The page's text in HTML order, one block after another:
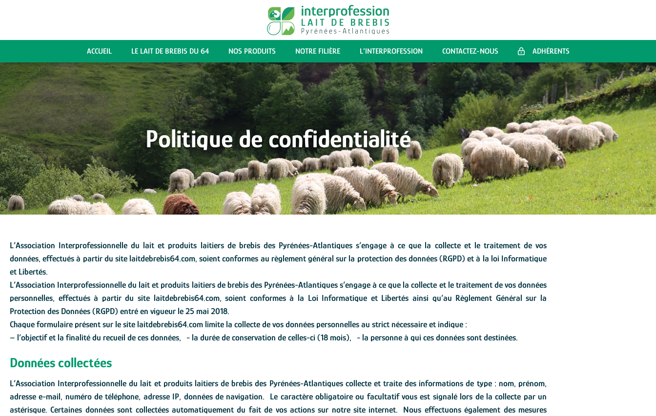
ACCUEIL LE LAIT DE BREBIS DU 64 NOS PRODUITS NOTRE FILIÈRE L’INTERPROFESSION CONTACTEZ-NOUS ADHÉRENTS
Politique de confidentialité
L’Association Interprofessionnelle du lait et produits laitiers de brebis des Pyrénées-Atlantiques s’engage à ce que la collecte et le traitement de vos
données, effectués à partir du site laitdebrebis64.com, soient conformes au règlement général sur la protection des données (RGPD) et à la loi Informatique
et Libertés.
L’Association Interprofessionnelle du lait et produits laitiers de brebis des Pyrénées-Atlantiques s’engage à ce que la collecte et le traitement de vos données
personnelles, effectués à partir du site laitdebrebis64.com, soient conformes à la Loi Informatique et Libertés ainsi qu’au Règlement Général sur la
Protection des Données (RGPD) entré en vigueur le 25 mai 2018.
Chaque formulaire présent sur le site laitdebrebis64.com limite la collecte de vos données personnelles au strict nécessaire et indique :
– l’objectif et la finalité du recueil de ces données, - la durée de conservation de celles-ci (18 mois), - la personne à qui ces données sont destinées.
Données collectées
L’Association Interprofessionnelle du lait et produits laitiers de brebis des Pyrénées-Atlantiques collecte et traite des informations de type : nom, prénom,
adresse e-mail, numéro de téléphone, adresse IP, données de navigation. Le caractère obligatoire ou facultatif vous est signalé lors de la collecte par un
astérisque. Certaines données sont collectées automatiquement du fait de vos actions sur notre site internet. Nous effectuons également des mesures